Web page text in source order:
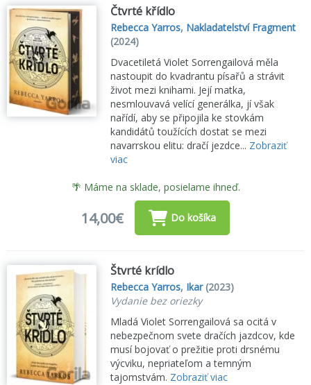
Čtvrté křídlo
Rebecca Yarros, Nakladatelství Fragment
(2024)
Dvacetiletá Violet Sorrengailová měla
nastoupit do kvadrantu písařů a strávit
život mezi knihami. Její matka,
nesmlouvavá velící generálka, jí však
nařídí, aby se připojila ke stovkám
kandidátů toužících dostat se mezi
navarrskou elitu: dračí jezdce... Zobraziť
viac
🌴 Máme na sklade, posielame ihneď.
14,00€ Do košíka
Štvrté krídlo
Rebecca Yarros, Ikar(2023)
Vydanie bez oriezky
Mladá Violet Sorrengailová sa ocitá v
nebezpečnom svete dračích jazdcov, kde
musí bojovať o prežitie proti drsnému
výcviku, nepriateľom a temným
tajomstvám. Zobraziť viac